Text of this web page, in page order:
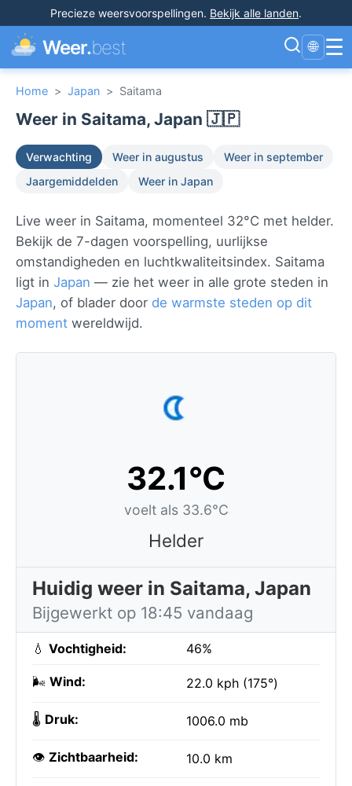
Precieze weersvoorspellingen. Bekijk alle landen.
Weer.best 🌐 ☰
Home > Japan > Saitama
Weer in Saitama, Japan 🇯🇵
Verwachting Weer in augustus
Weer in september
Jaargemiddelden
Weer in Japan
Live weer in Saitama, momenteel 32°C met helder.
Bekijk de 7-dagen voorspelling, uurlijkse
omstandigheden en luchtkwaliteitsindex. Saitama
ligt in Japan — zie het weer in alle grote steden in
Japan, of blader door de warmste steden op dit
moment wereldwijd.
32.1°C
voelt als 33.6°C
Helder
Huidig weer in Saitama, Japan
Bijgewerkt op 18:45 vandaag
💧 Vochtigheid: 46%
🌬️ Wind: 22.0 kph (175°)
🌡️ Druk: 1006.0 mb
👁️ Zichtbaarheid: 10.0 km